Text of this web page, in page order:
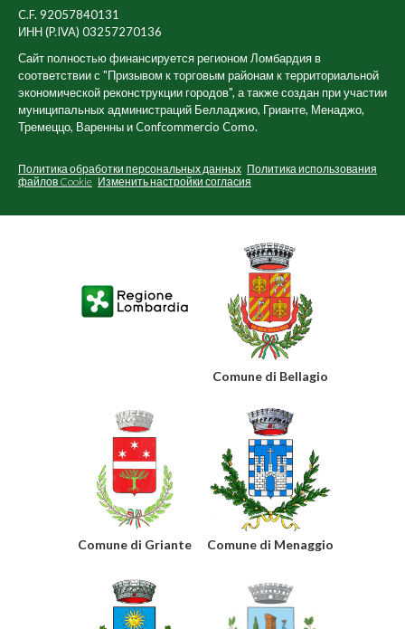
C.F. 92057840131
ИНН (P.IVA) 03257270136
Сайт полностью финансируется регионом Ломбардия в
соответствии с "Призывом к торговым районам к территориальной
экономической реконструкции городов", а также создан при участии
муниципальных администраций Белладжио, Грианте, Менаджо,
Тремеццо, Варенны и Confcommercio Como.
Политика обработки персональных данных Политика использования
файлов Cookie Изменить настройки согласия
Comune di Bellagio
Comune di Griante Comune di Menaggio